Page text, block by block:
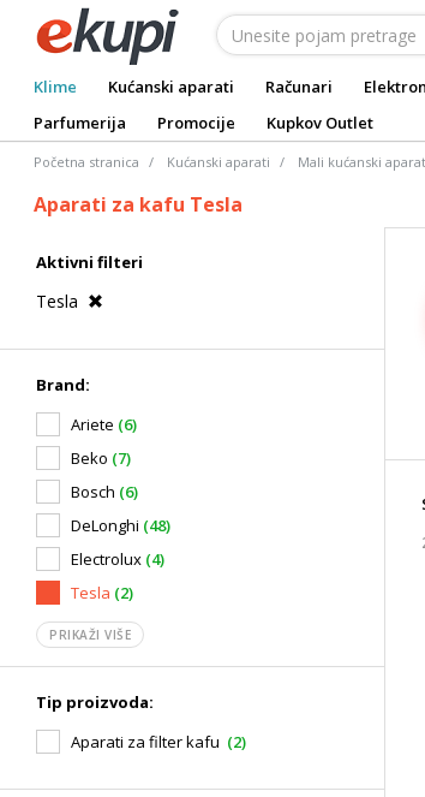
Klime Kućanski aparati Računari
Parfumerija
Promocije Kupkov Outlet
Početna stranica Kućanski aparati Mali kućanski
Aparati za kafu Tesla
Aktivni filteri
Tesla
Brand:
Ariete (6)
Beko (7)
Bosch (6)
DeLonghi (48)
Electrolux (4)
Tesla (2)
PRIKAŽI VIŠE
Tip proizvoda:
Aparati za filter kafu (2)